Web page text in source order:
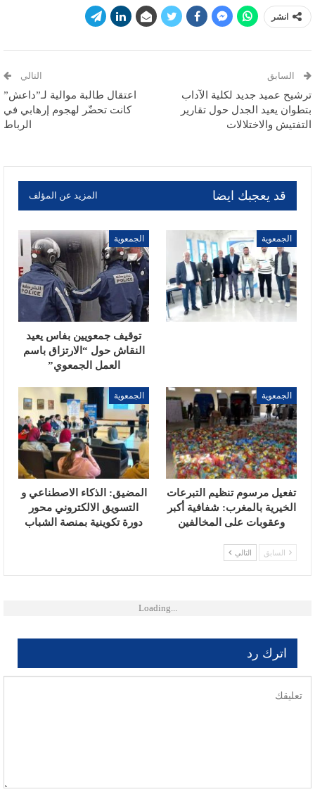
انشر
السابق
ترشيح عميد جديد لكلية الآداب
بتطوان يعيد الجدل حول تقارير
التفتيش والاختلالات
التالي
اعتقال طالبة موالية لـ”داعش”
كانت تحضّر لهجوم إرهابي في
الرباط
قد يعجبك ايضا المزيد عن المؤلف
الجمعوية الجمعوية
توقيف جمعويين بفاس يعيد
النقاش حول “الارتزاق باسم
العمل الجمعوي”
الجمعوية
تفعيل مرسوم تنظيم التبرعات
الخيرية بالمغرب: شفافية أكبر
وعقوبات على المخالفين
الجمعوية
المضيق: الذكاء الاصطناعي و
التسويق الالكتروني محور
دورة تكوينية بمنصة الشباب
السابق التالي
Loading...
اترك رد